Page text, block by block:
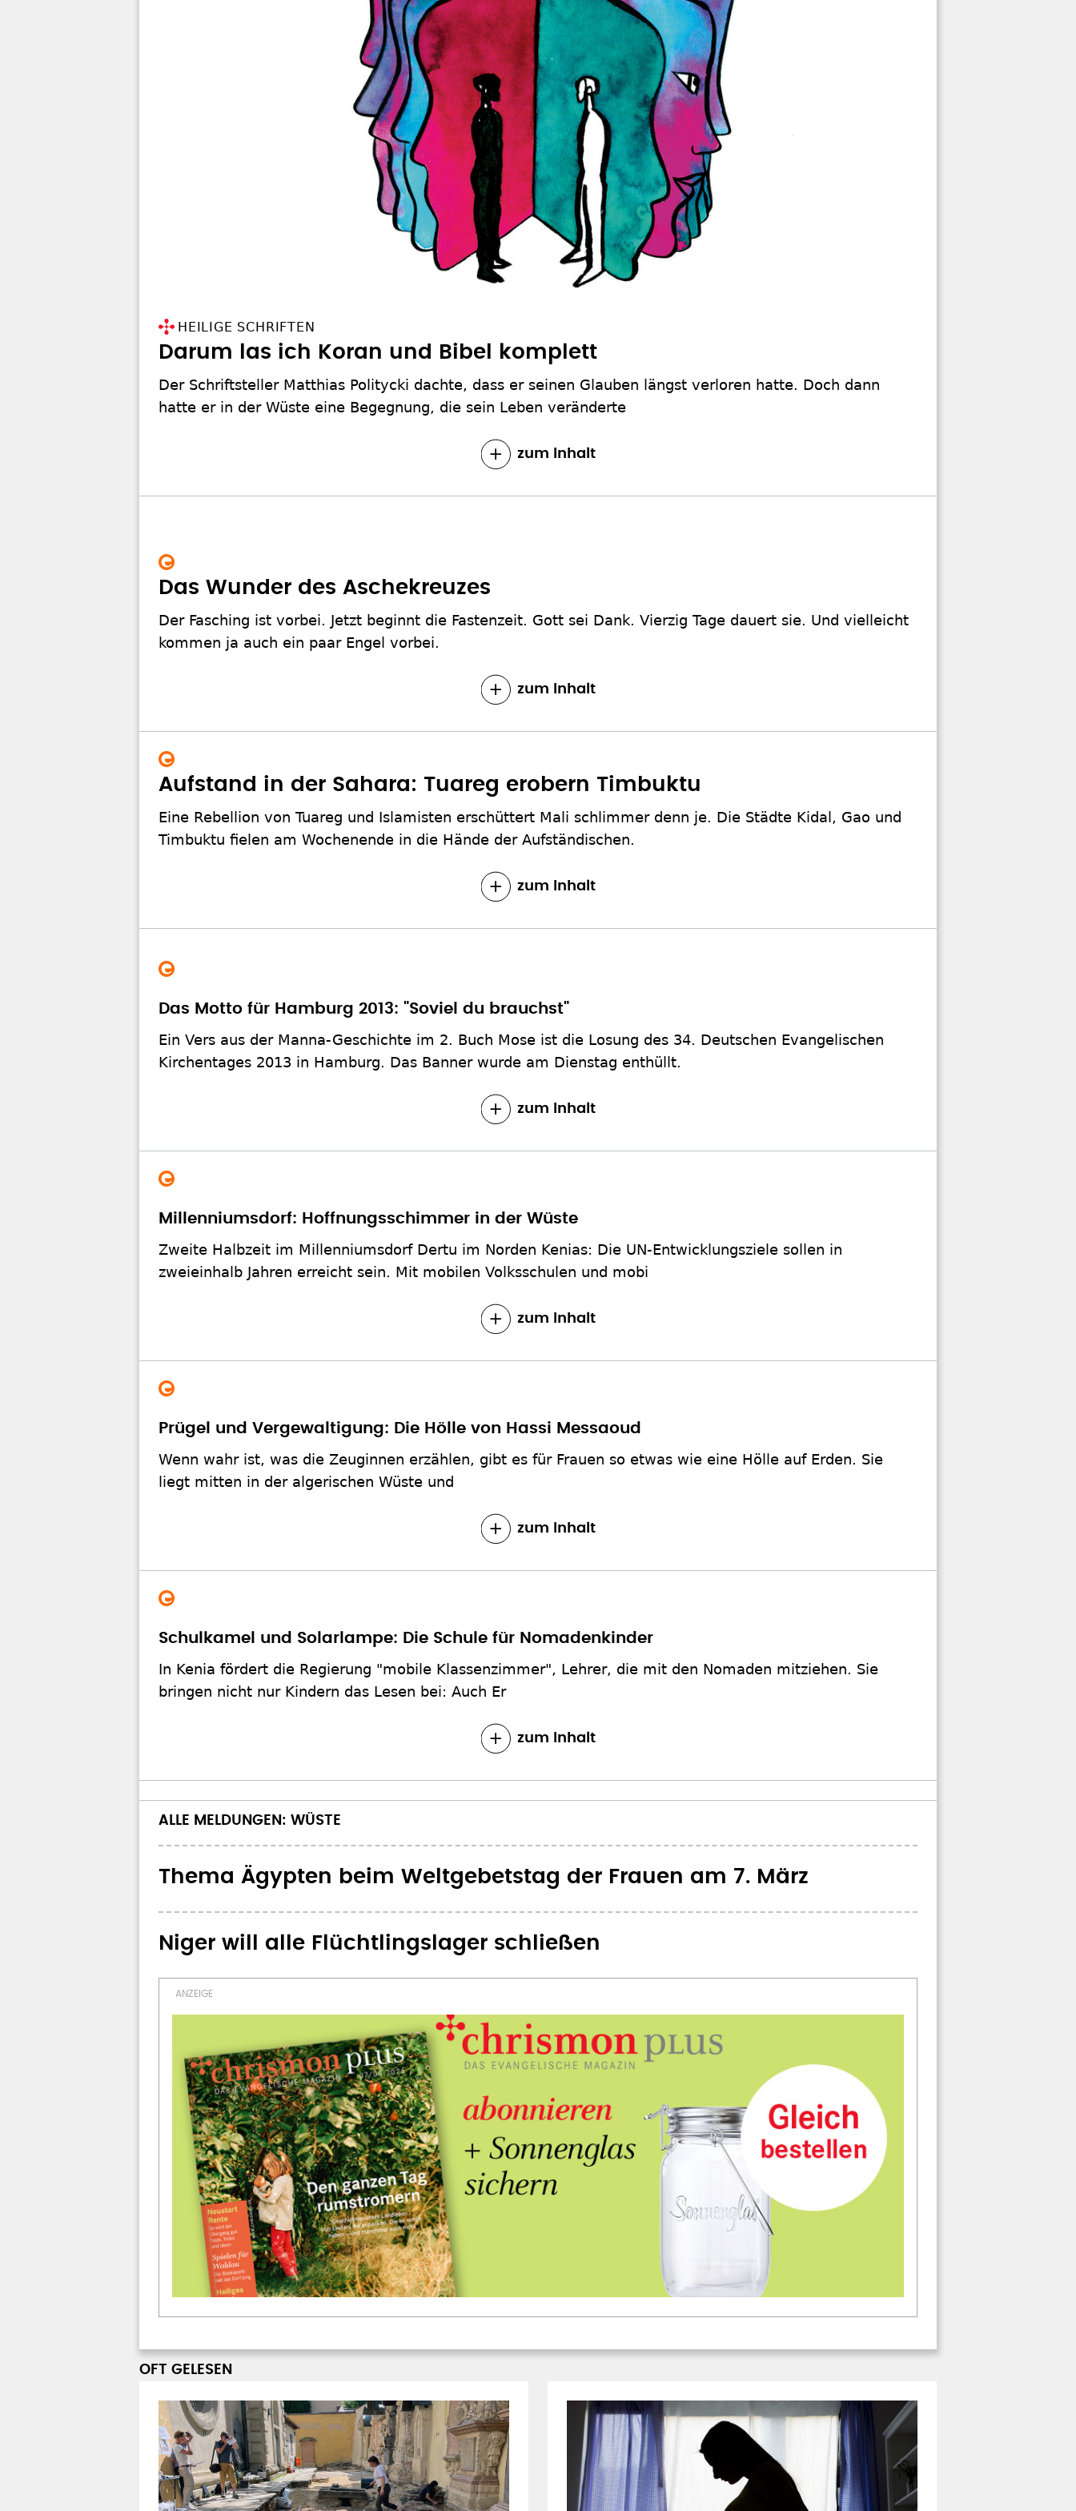
HEILIGE SCHRIFTEN
Darum las ich Koran und Bibel komplett
Der Schriftsteller Matthias Politycki dachte, dass er seinen Glauben längst verloren hatte. Doch dann
hatte er in der Wüste eine Begegnung, die sein Leben veränderte
zum Inhalt
Das Wunder des Aschekreuzes
Der Fasching ist vorbei. Jetzt beginnt die Fastenzeit. Gott sei Dank. Vierzig Tage dauert sie. Und vielleicht
kommen ja auch ein paar Engel vorbei.
zum Inhalt
Aufstand in der Sahara: Tuareg erobern Timbuktu
Eine Rebellion von Tuareg und Islamisten erschüttert Mali schlimmer denn je. Die Städte Kidal, Gao und
Timbuktu fielen am Wochenende in die Hände der Aufständischen.
zum Inhalt
Das Motto für Hamburg 2013: "Soviel du brauchst"
Ein Vers aus der Manna-Geschichte im 2. Buch Mose ist die Losung des 34. Deutschen Evangelischen
Kirchentages 2013 in Hamburg. Das Banner wurde am Dienstag enthüllt.
zum Inhalt
Millenniumsdorf: Hoffnungsschimmer in der Wüste
Zweite Halbzeit im Millenniumsdorf Dertu im Norden Kenias: Die UN-Entwicklungsziele sollen in
zweieinhalb Jahren erreicht sein. Mit mobilen Volksschulen und mobi
zum Inhalt
Prügel und Vergewaltigung: Die Hölle von Hassi Messaoud
Wenn wahr ist, was die Zeuginnen erzählen, gibt es für Frauen so etwas wie eine Hölle auf Erden. Sie
liegt mitten in der algerischen Wüste und
zum Inhalt
Schulkamel und Solarlampe: Die Schule für Nomadenkinder
In Kenia fördert die Regierung "mobile Klassenzimmer", Lehrer, die mit den Nomaden mitziehen. Sie
bringen nicht nur Kindern das Lesen bei: Auch Er
zum Inhalt
ALLE MELDUNGEN: WÜSTE
Thema Ägypten beim Weltgebetstag der Frauen am 7. März
Niger will alle Flüchtlingslager schließen
OFT GELESEN